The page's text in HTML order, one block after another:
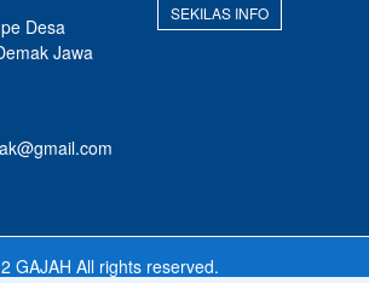
Desa
Jawa
SEKILAS INFO
GAJAH All rights reserved.